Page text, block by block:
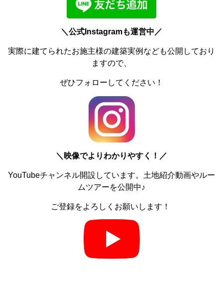
＼公式Instagramも運営中／
実際に建てられたお施主様の建築実例なども公開しており
ますので、
ぜひフォローしてください！
＼ 映像でよりわかりやすく！／
YouTubeチャンネル開設しています。土地紹介動画やルー
ムツアーを公開中♪
ご登録をよろしくお願いします！